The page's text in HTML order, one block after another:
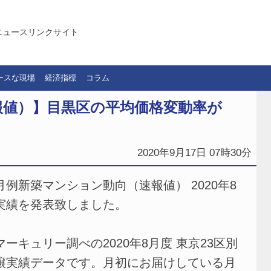
ースリンクサイト
スな現場 経済指標 コラム
）】目黒区の平均価格変動率が
2020年9月17日 07時30分
新築マンション動向（速報値） 2020年8
績を発表致しました。
キュリー調べの2020年8月度 東京23区別
実績データです。月初にお届けしている月